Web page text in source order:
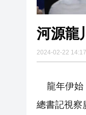
2024-02-22
龍年伊始
總書記視察